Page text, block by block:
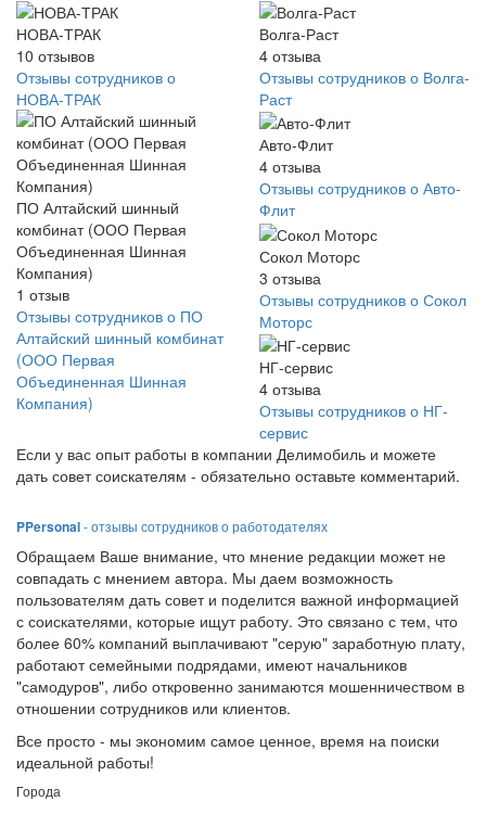
НОВА-ТРАК
10 отзывов
Отзывы сотрудников о
НОВА-ТРАК
Волга-Раст
4 отзыва
Отзывы сотрудников о Волга-
Раст
ПО Алтайский шинный
комбинат (ООО Первая
Объединенная Шинная
Компания)
1 отзыв
Отзывы сотрудников о ПО
Алтайский шинный комбинат
(ООО Первая
Объединенная Шинная
Компания)
Авто-Флит
4 отзыва
Отзывы сотрудников о Авто-
Флит
Сокол Моторс
3 отзыва
Отзывы сотрудников о Сокол
Моторс
НГ-сервис
4 отзыва
Отзывы сотрудников о НГ-
сервис
Если у вас опыт работы в компании Делимобиль и можете
дать совет соискателям - обязательно оставьте комментарий.
PPersonal- отзывы сотрудников о работодателях
Обращаем Ваше внимание, что мнение редакции может не
совпадать с мнением автора. Мы даем возможность
пользователям дать совет и поделится важной информацией
с соискателями, которые ищут работу. Это связано с тем, что
более 60% компаний выплачивают "серую" заработную плату,
работают семейными подрядами, имеют начальников
"самодуров", либо откровенно занимаются мошенничеством в
отношении сотрудников или клиентов.
Все просто - мы экономим самое ценное, время на поиски
идеальной работы!
Города